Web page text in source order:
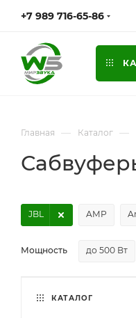
+7 989 716-65-86
Главная — Каталог —
AMP
JBL
Мощность до 500 Вт
КАТАЛОГ